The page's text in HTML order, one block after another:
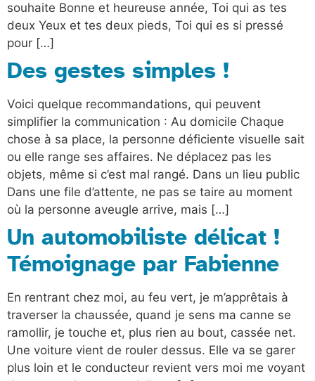
souhaite Bonne et heureuse année, Toi qui as tes
deux Yeux et tes deux pieds, Toi qui es si pressé
pour […]
Des gestes simples !
Voici quelque recommandations, qui peuvent
simplifier la communication : Au domicile Chaque
chose à sa place, la personne déficiente visuelle sait
ou elle range ses affaires. Ne déplacez pas les
objets, même si c’est mal rangé. Dans un lieu public
Dans une file d’attente, ne pas se taire au moment
où la personne aveugle arrive, mais […]
Un automobiliste délicat !
Témoignage par Fabienne
En rentrant chez moi, au feu vert, je m’apprêtais à
traverser la chaussée, quand je sens ma canne se
ramollir, je touche et, plus rien au bout, cassée net.
Une voiture vient de rouler dessus. Elle va se garer
plus loin et le conducteur revient vers moi me voyant